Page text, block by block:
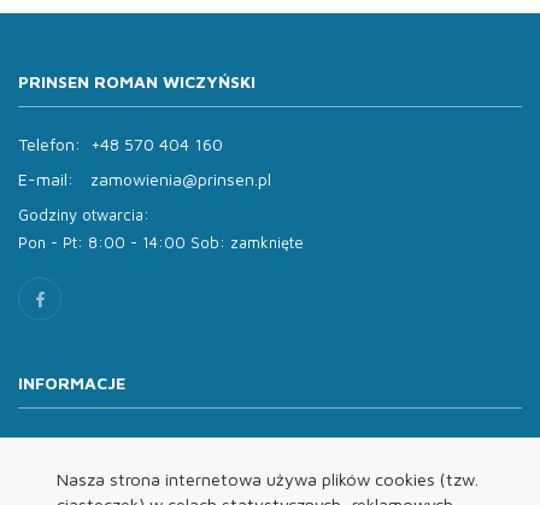
Nasza strona internetowa używa plików cookies (tzw.
PRINSEN ROMAN WICZYŃSKI
Telefon:
+48 570 404 160
E-mail:
zamowienia@prinsen.pl
Godziny otwarcia:
Pon - Pt: 8:00 - 14:00 Sob: zamknięte
INFORMACJE
Oferta